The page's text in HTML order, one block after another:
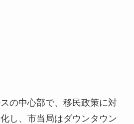
の中心部で、移民政策に対
し、市当局はダウンタウン